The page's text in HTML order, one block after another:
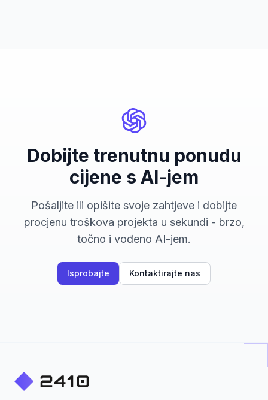
Dobijte trenutnu ponudu
cijene s AI-jem
Pošaljite ili opišite svoje zahtjeve i dobijte
procjenu troškova projekta u sekundi - brzo,
točno i vođeno AI-jem.
Isprobajte Kontaktirajte nas